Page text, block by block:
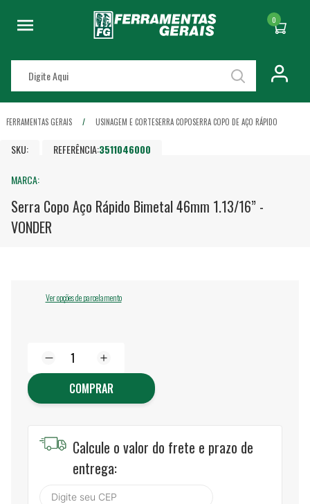
0
FERRAMENTAS GERAIS USINAGEM E CORTESERRA COPOSERRA COPO DE AÇO RÁPIDO
SKU: REFERÊNCIA:3511046000
MARCA:
Serra Copo Aço Rápido Bimetal 46mm 1.13/16” -
VONDER
Ver opções de parcelamento
COMPRAR
Calcule o valor do frete e prazo de
entrega: